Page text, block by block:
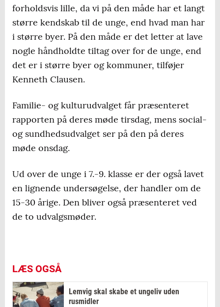
forholdsvis lille, da vi på den måde har et langt
større kendskab til de unge, end hvad man har
i større byer. På den måde er det letter at lave
nogle håndholdte tiltag over for de unge, end
det er i større byer og kommuner, tilføjer
Kenneth Clausen.
Familie- og kulturudvalget får præsenteret
rapporten på deres møde tirsdag, mens social-
og sundhedsudvalget ser på den på deres
møde onsdag.
Ud over de unge i 7.-9. klasse er der også lavet
en lignende undersøgelse, der handler om de
15-30 årige. Den bliver også præsenteret ved
de to udvalgsmøder.
LÆS OGSÅ
Lemvig skal skabe et ungeliv uden
rusmidler